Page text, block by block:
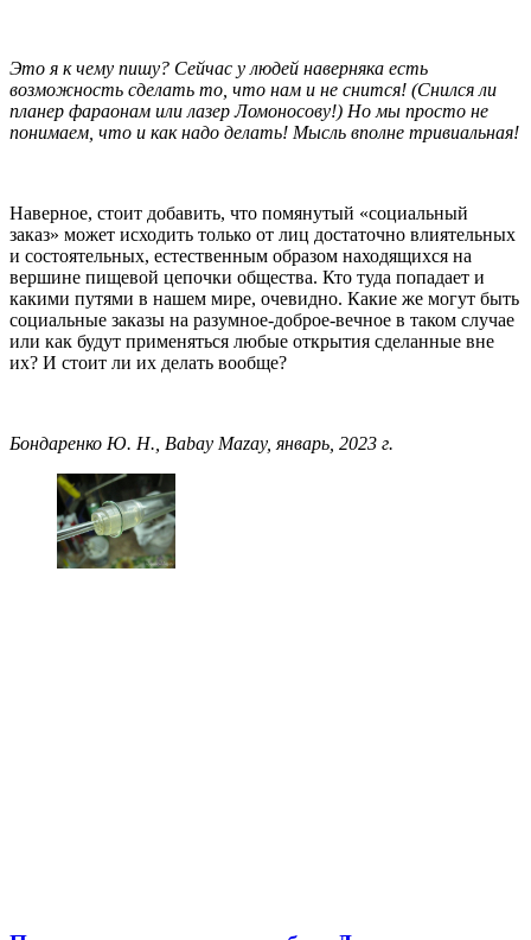
Это я к чему пишу? Сейчас у людей наверняка есть
возможность сделать то, что нам и не снится! (Снился ли
планер фараонам или лазер Ломоносову!) Но мы просто не
понимаем, что и как надо делать! Мысль вполне тривиальная!
Наверное, стоит добавить, что помянутый «социальный
заказ» может исходить только от лиц достаточно влиятельных
и состоятельных, естественным образом находящихся на
вершине пищевой цепочки общества. Кто туда попадает и
какими путями в нашем мире, очевидно. Какие же могут быть
социальные заказы на разумное-доброе-вечное в таком случае
или как будут применяться любые открытия сделанные вне
их? И стоит ли их делать вообще?
Бондаренко Ю. Н., Babay Mazay, январь, 2023 г.